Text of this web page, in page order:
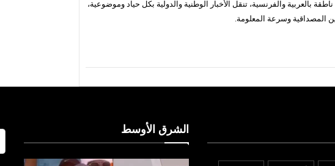
بالعربية والفرنسية، تنقل الأخبار الوطنية والدولية بكل حياد وموضوعية،
المصداقية وسرعة المعلومة.
الشرق الأوسط